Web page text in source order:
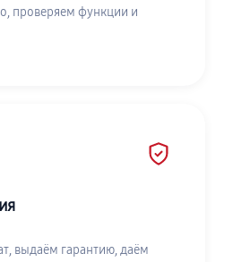
проверяем функции и
выдаём гарантию, даём